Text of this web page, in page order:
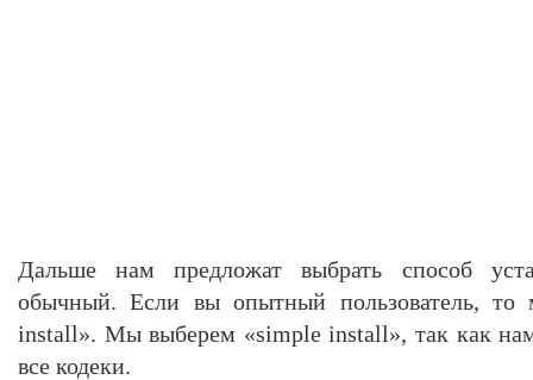
Дальше нам предложат выбрать способ
обычный. Если вы опытный пользователь, то
install». Мы выберем «simple install», так как
все кодеки.